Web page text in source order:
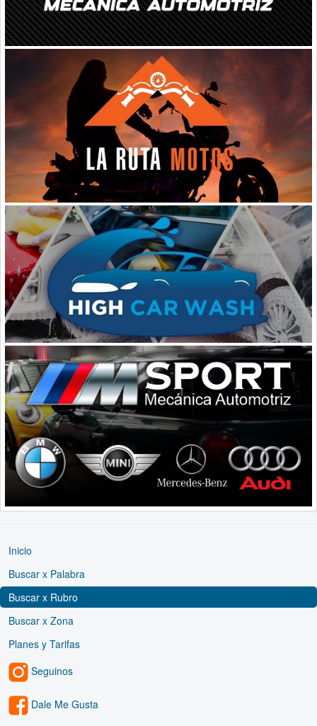
Inicio
Buscar x Palabra
Buscar x Rubro
Buscar x Zona
Planes y Tarifas
Seguinos
Dale Me Gusta